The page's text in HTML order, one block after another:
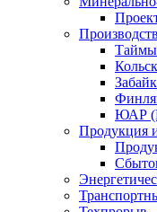
ЮАР
Продукция